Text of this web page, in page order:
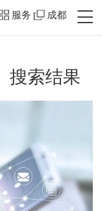
服务 成都
搜索结果